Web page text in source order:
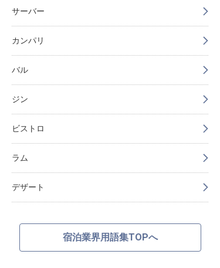
サーバー
カンパリ
バル
ジン
ビストロ
ラム
デザート
宿泊業界用語集TOPへ